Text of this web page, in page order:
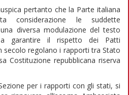
pertanto che la Parte italiana
considerazione le suddette
diversa modulazione del testo
a garantire il rispetto dei Patti
secolo regolano i rapporti tra Stato
Costituzione repubblicana riserva
per i rapporti con gli stati, si